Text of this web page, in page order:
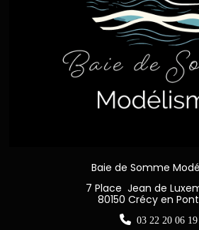
Baie de Somme
7 Place Jean de
80150 Crécy en
 03 22 20 06 19